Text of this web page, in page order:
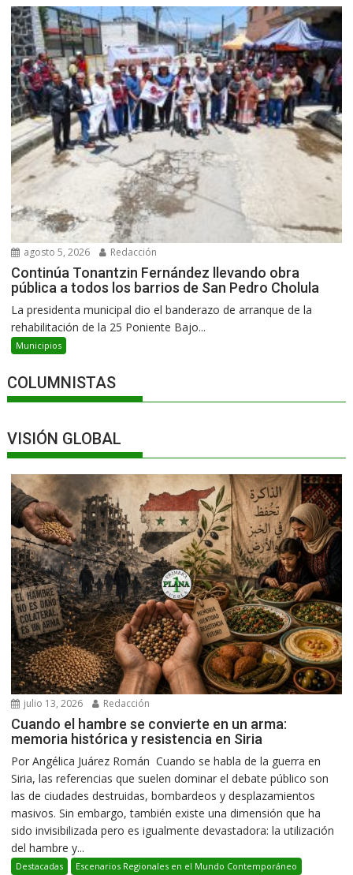
agosto 5, 2026 Redacción
Continúa Tonantzin Fernández llevando obra
pública a todos los barrios de San Pedro Cholula
La presidenta municipal dio el banderazo de arranque de la
rehabilitación de la 25 Poniente Bajo...
Municipios
COLUMNISTAS
VISIÓN GLOBAL
julio 13, 2026 Redacción
Cuando el hambre se convierte en un arma:
memoria histórica y resistencia en Siria
Por Angélica Juárez Román Cuando se habla de la guerra en
Siria, las referencias que suelen dominar el debate público son
las de ciudades destruidas, bombardeos y desplazamientos
masivos. Sin embargo, también existe una dimensión que ha
sido invisibilizada pero es igualmente devastadora: la utilización
del hambre y...
Destacadas Escenarios Regionales en el Mundo Contemporáneo